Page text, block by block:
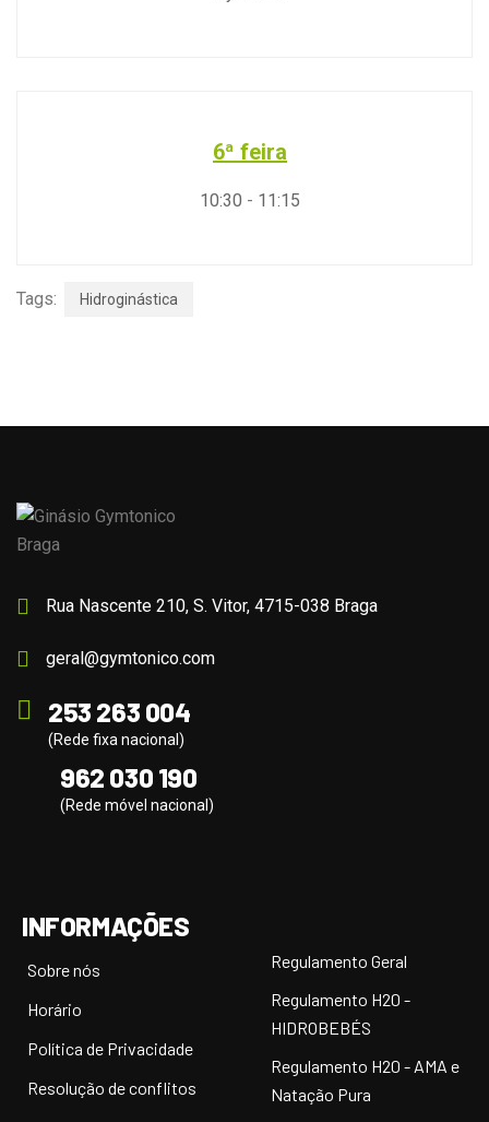
6ª feira
10:30 - 11:15
Tags: Hidroginástica
Rua Nascente 210, S. Vitor, 4715-038 Braga
geral@gymtonico.com
253 263 004
(Rede fixa nacional)
962 030 190
(Rede móvel nacional)
INFORMAÇÕES
Sobre nós
Horário
Política de Privacidade
Resolução de conflitos
Regulamento Geral
Regulamento H20 -
HIDROBEBÉS
Regulamento H20 - AMA e
Natação Pura